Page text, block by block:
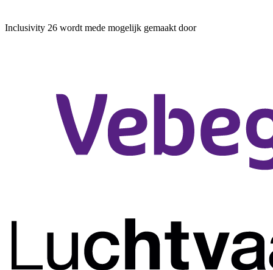
Inclusivity 26 wordt mede mogelijk gemaakt door